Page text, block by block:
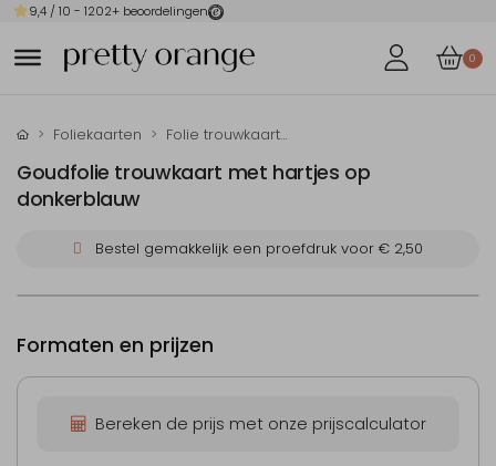
9,4 / 10 - 1202+ beoordelingen
0
Foliekaarten Folie trouwkaarten
Goudfolie trouwkaart met hartjes op
donkerblauw
Bestel gemakkelijk een proefdruk voor € 2,50
Formaten en prijzen
Bereken de prijs met onze prijscalculator